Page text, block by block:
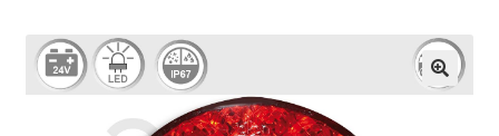
ELEKTRISCHE CONNECTOREN